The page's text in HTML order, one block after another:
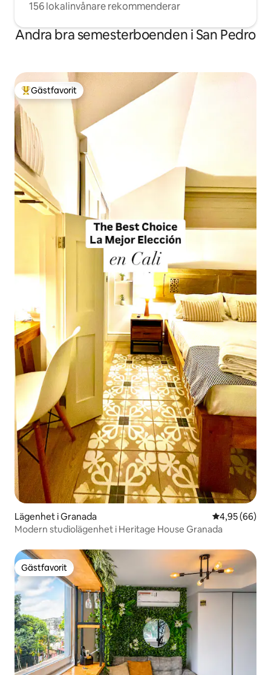
156 lokalinvånare rekommenderar
Andra bra semesterboenden i San Pedro
Populär gästfavorit
Gästfavorit
Lägenhet i Granada 4,95 av 5 i
4,95 (66)
Modern studiolägenhet i Heritage House Granada
Gästfavorit
Gästfavorit